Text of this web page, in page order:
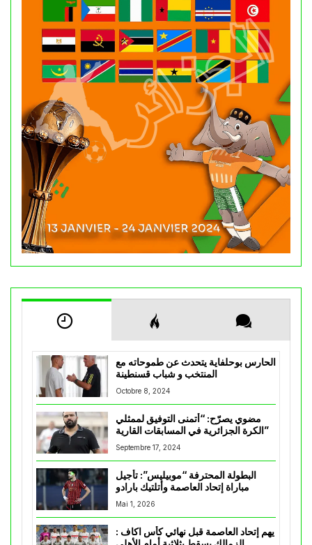
الحارس بوحلفاية يتحدث عن طموحاته مع
المنتخب و شباب قسنطينة
Octobre 8, 2024
مضوي يصرّح: “أتمنى التوفيق لممثلي
الكرة الجزائرية في المسابقات القارية”
Septembre 17, 2024
البطولة المحترفة “موبيليس”: تأجيل
مباراة إتحاد العاصمة وأتلتيك بارادو
Mai 1, 2026
يهم إتحاد العاصمة قبل نهائي كأس اكاف :